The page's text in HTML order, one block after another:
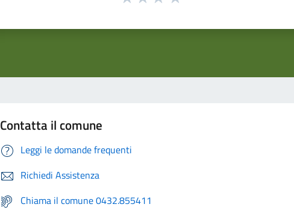
Contatta il comune
Leggi le domande frequenti
Richiedi Assistenza
Chiama il comune 0432.855411